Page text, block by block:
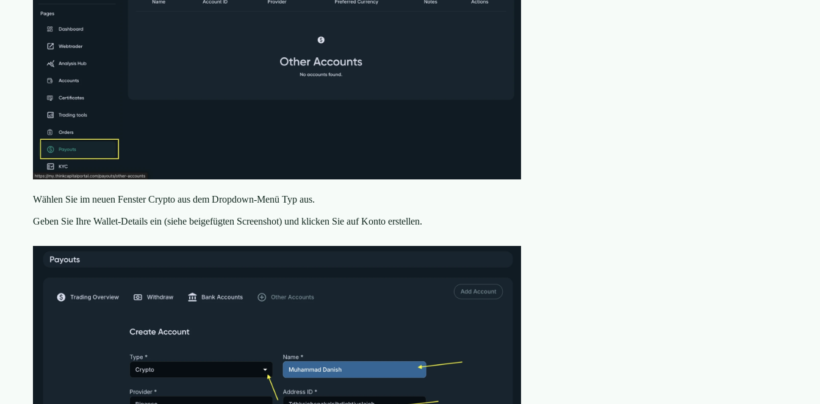
Wählen Sie im neuen Fenster Crypto aus dem Dropdown-Menü Typ aus.
Geben Sie Ihre Wallet-Details ein (siehe beigefügten Screenshot) und klicken Sie auf Konto erstellen.